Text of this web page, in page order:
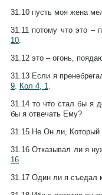
31.10 пусть моя жена
31.11 потому что это –
10.
31.12 это – огонь,
31.13 Если я
9. Кол 4, 1.
31.14 то что стал бы я
бы я отвечать Ему?
31.15 Не Он ли, Который
31.16Отказывал ли я
16.
31.17 Один ли я съедал